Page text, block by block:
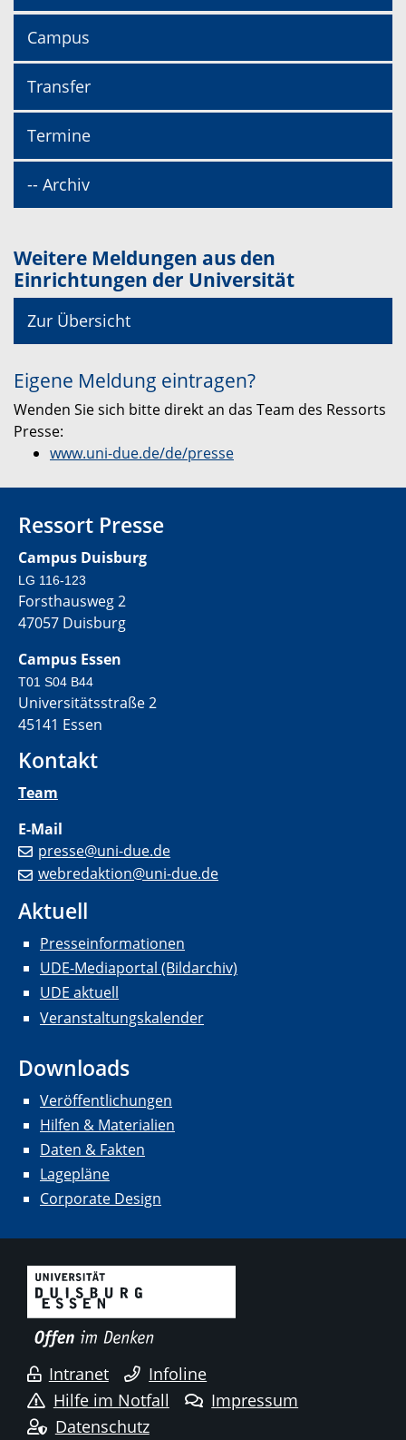
Campus
Transfer
Termine
-- Archiv
Weitere Meldungen aus den
Einrichtungen der Universität
Zur Übersicht
Eigene Meldung eintragen?
Wenden Sie sich bitte direkt an das Team des Ressorts
Presse:
www.uni-due.de/de/presse
Ressort Presse
Campus Duisburg
LG 116-123
Forsthausweg 2
47057 Duisburg
Campus Essen
T01 S04 B44
Universitätsstraße 2
45141 Essen
Kontakt
Team
E-Mail
presse@uni-due.de
webredaktion@uni-due.de
Aktuell
Presseinformationen
UDE-Mediaportal (Bildarchiv)
UDE aktuell
Veranstaltungskalender
Downloads
Veröffentlichungen
Hilfen & Materialien
Daten & Fakten
Lagepläne
Corporate Design
Intranet
Infoline
Hilfe im Notfall
Impressum
Datenschutz